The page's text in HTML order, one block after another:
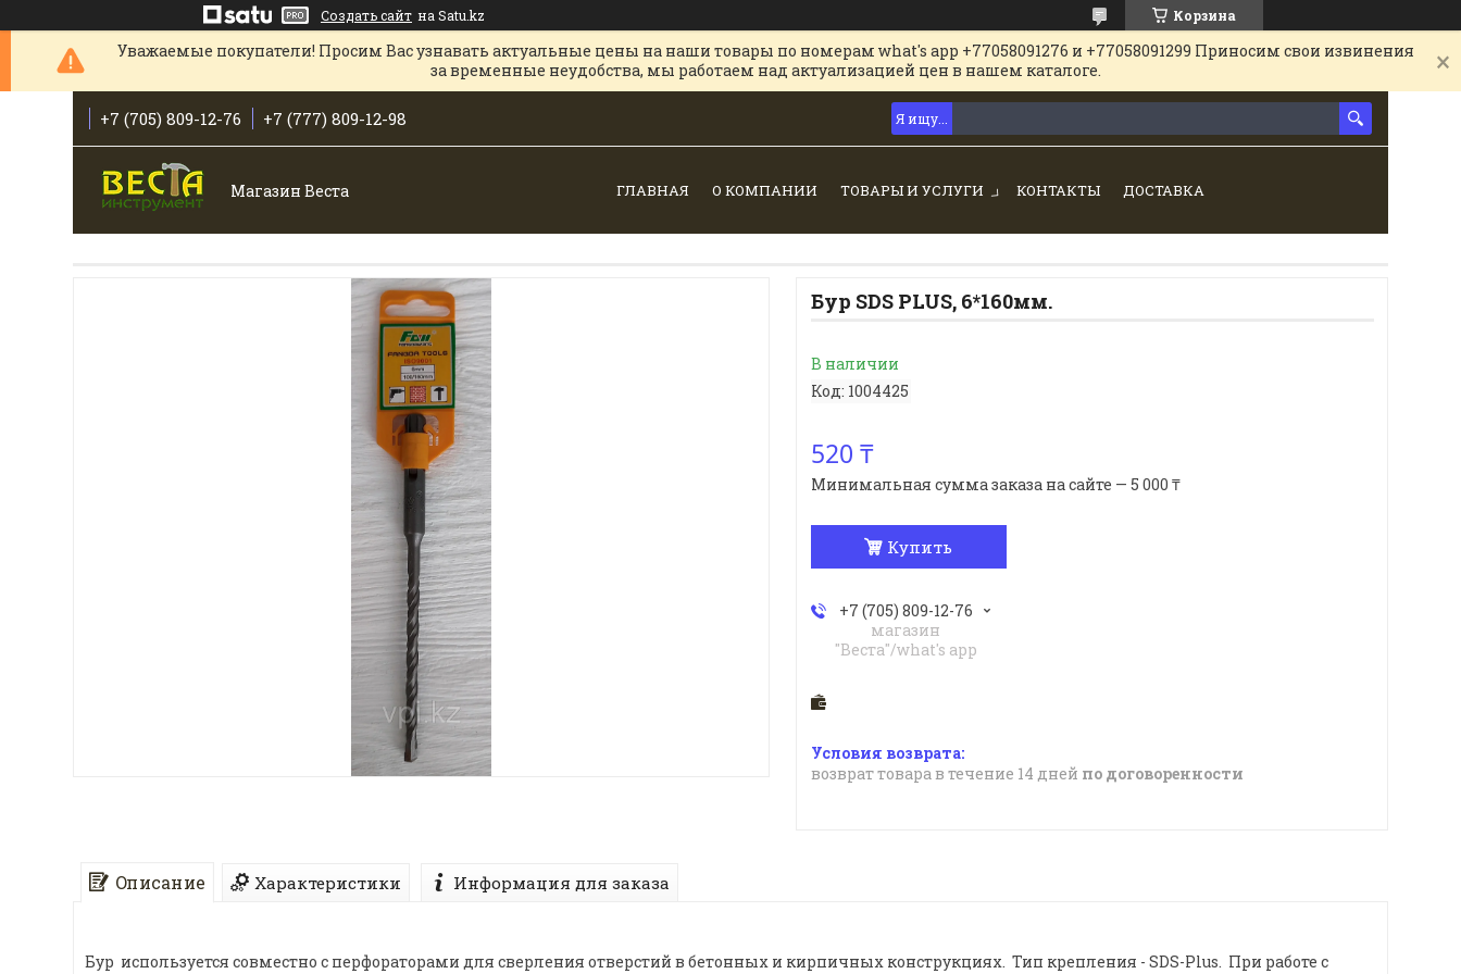
Создать сайт на Satu.kz Корзина
Уважаемые покупатели! Просим Вас узнавать актуальные цены на наши товары по номерам what's app +77058091276 и +77058091299 Приносим свои извинения
за временные неудобства, мы работаем над актуализацией цен в нашем каталоге.
+7 (705) 809-12-76 +7 (777) 809-12-98
Магазин Веста ГЛАВНАЯ О КОМПАНИИ ТОВАРЫ И УСЛУГИ КОНТАКТЫ ДОСТАВКА
Бур SDS PLUS, 6*160мм.
В наличии
Код: 1004425
520 ₸
Минимальная сумма заказа на сайте — 5 000 ₸
Купить
+7 (705) 809-12-76
магазин
"Веста"/what's app
возврат товара в течение 14 дней по договоренности
Описание Характеристики Информация для заказа
Бур используется совместно с перфораторами для сверления отверстий в бетонных и кирпичных конструкциях. Тип крепления - SDS-Plus. При работе с